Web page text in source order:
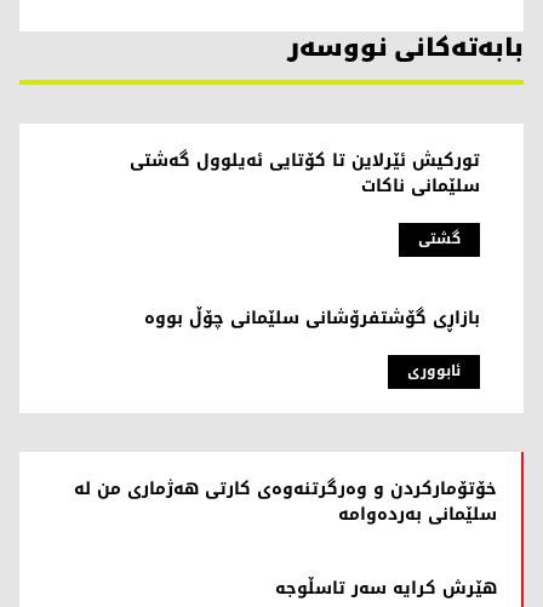
بابەتەکانی نووسەر
گشتی
تورکیش ئێرلاین تا کۆتایی ئەیلوول گەشتی
سلێمانی ناکات
ئابووری
بازاڕی گۆشتفرۆشانی سلێمانی چۆڵ بووە
خۆتۆمارکردن و وەرگرتنەوەی کارتی هەژماری من لە
سلێمانی بەردەوامە
هێرش كرایه ‌سه‌ر تاسڵوجه‌